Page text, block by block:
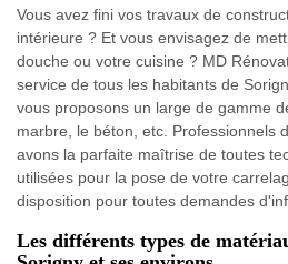
Vous avez fini vos travaux de
intérieure ? Et vous envisagez de
douche ou votre cuisine ? MD
service de tous les habitants de
vous proposons un large de gamme
marbre, le béton, etc. Professionnels
avons la parfaite maîtrise de toutes
utilisées pour la pose de votre
disposition pour toutes demandes
Les différents types de